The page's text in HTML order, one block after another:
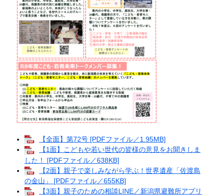
【全面】第72号 [PDFファイル／1.95MB]
【1面】こどもや若い世代の皆様の意見をお聞きしま
した！ [PDFファイル／638KB]
【2面】親子で楽しみながら学ぶ！世界遺産「佐渡島
の金山」 [PDFファイル／655KB]
【3面】親子のための相談LINE／新潟県避難所アプリ